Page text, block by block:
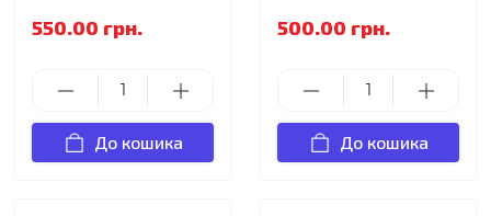
550.00 грн.
До кошика
500.00 грн.
До кошика